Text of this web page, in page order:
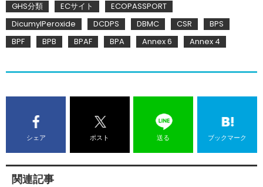
GHS分類
ECサイト
ECOPASSPORT
DicumylPeroxide
DCDPS DBMC CSR
BPS
BPF
BPB BPAF BPA Annex 6 Annex 4
シェア ポスト 送る ブックマーク
関連記事